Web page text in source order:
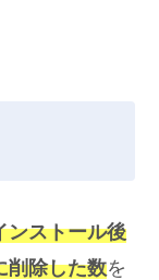
ンストール後
削除した数を